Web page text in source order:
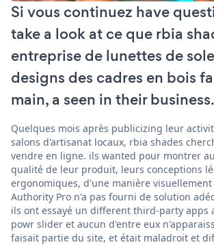
Si vous continuez have
take a look at ce que rbia
entreprise de lunettes de
designs des cadres en bois
main, a seen in their business.
Quelques mois après publicizing leur
salons d'artisanat locaux, rbia shades
vendre en ligne. ils wanted pour montrer
qualité de leur produit, leurs conceptions
ergonomiques, d'une manière
Authority Pro n'a pas fourni de solution
ils ont essayé un different third-party apps
powr slider et aucun d'entre eux
faisait partie du site, et était maladroit et